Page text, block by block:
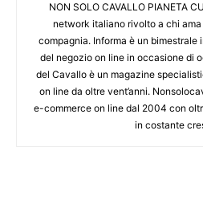
NON SOLO CAVALLO PIANETA
network italiano rivolto a chi
compagnia. Informa è un
del negozio on line in occasione di
del Cavallo è un magazine
on line da oltre vent’anni.
e-commerce on line dal 2004 con
in costante